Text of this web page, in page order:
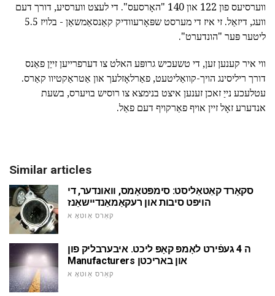
ווערסיעס פון 122 און 140 "האָרסעס". די לעצט ווערסיע, דורך דעם
וועג, דיזאַל. זי איז די מערסט שפּאָרעוודיק קאַנסאַמשאַן - בלויז 5.5
ליטער פּער "הונדערט".
ווי איר קענען זען, די טשעכיש גרופּע האלט צו דערפרייען זייַן פאַנס
דורך ריליסינג הויך-קוואַליטעט, פאַרלאָזלעך און אַטראַקטיוו קאַרס.
עטלעכע נייַ זאכן זענען איצט בנימצא צו רוסיש בויערס, בשעת
אנדערע זאָל זיין אויף פאַרקויף דעם פאַל.
Similar articles
סקאָרד קאַטאַליסט: סימפּטאָמס, וואונדער, די
הויפּט סיבות און רעקאַמאַנדיישאַנז
קאַרס אַוטאָ א
ה 4 געפֿירט לאָמפּ קאָפּ ליכט. איבערבליק פון
Manufacturers און באריכטן
קאַרס אַוטאָ א